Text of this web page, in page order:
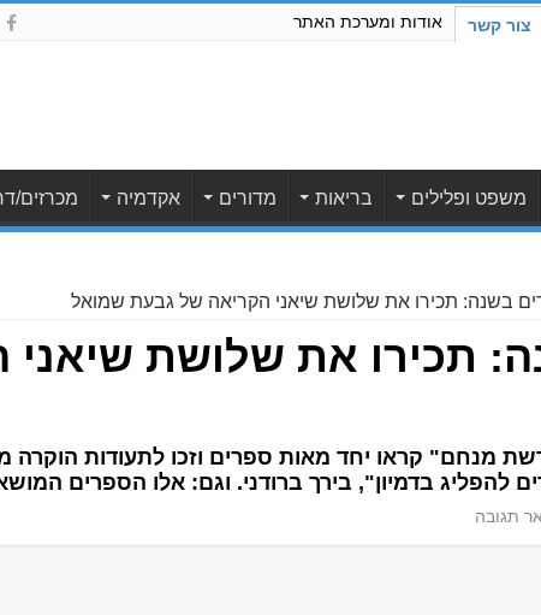
צור קשר אודות ומערכת האתר
משפט ופלילים בריאות מדורים אקדמיה מכרזים/
בשנה: תכירו את שלושת
מנחם" קראו יחד מאות ספרים וזכו לתעודות הוקרה
בדמיון", בירך ברודני. וגם: אלו הספרים
תגובה